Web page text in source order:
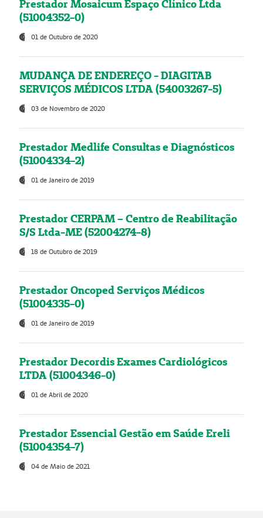
Prestador Mosaicum Espaço Clínico Ltda
(51004352-0)
01 de Outubro de 2020
MUDANÇA DE ENDEREÇO - DIAGITAB
SERVIÇOS MÉDICOS LTDA (54003267-5)
03 de Novembro de 2020
Prestador Medlife Consultas e Diagnósticos
(51004334-2)
01 de Janeiro de 2019
Prestador CERPAM – Centro de Reabilitação
S/S Ltda-ME (52004274-8)
18 de Outubro de 2019
Prestador Oncoped Serviços Médicos
(51004335-0)
01 de Janeiro de 2019
Prestador Decordis Exames Cardiológicos
LTDA (51004346-0)
01 de Abril de 2020
Prestador Essencial Gestão em Saúde Ereli
(51004354-7)
04 de Maio de 2021